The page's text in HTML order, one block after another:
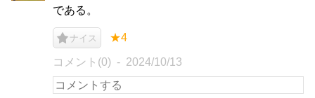
である。
ナイス ★4
コメント(0) 2024/10/13